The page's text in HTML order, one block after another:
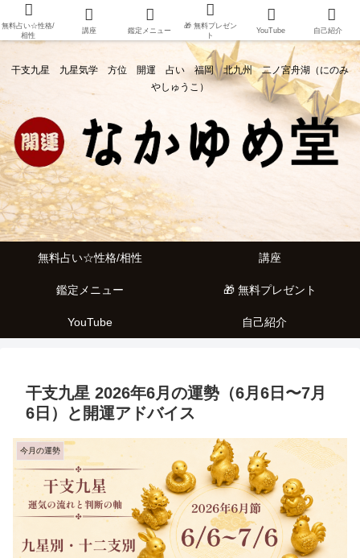
干支九星 九星気学 方位 開運 占い 福岡 北九州 二ノ宮舟湖（にのみ
やしゅうこ）
無料占い☆性格/相性 講座
鑑定メニュー 🎁 無料プレゼント
YouTube 自己紹介
干支九星 2026年6月の運勢（6月6日〜7月
6日）と開運アドバイス
今月の運勢
無料占い☆性格/
相性
講座 鑑定メニュー
🎁 無料プレゼン
ト
YouTube 自己紹介